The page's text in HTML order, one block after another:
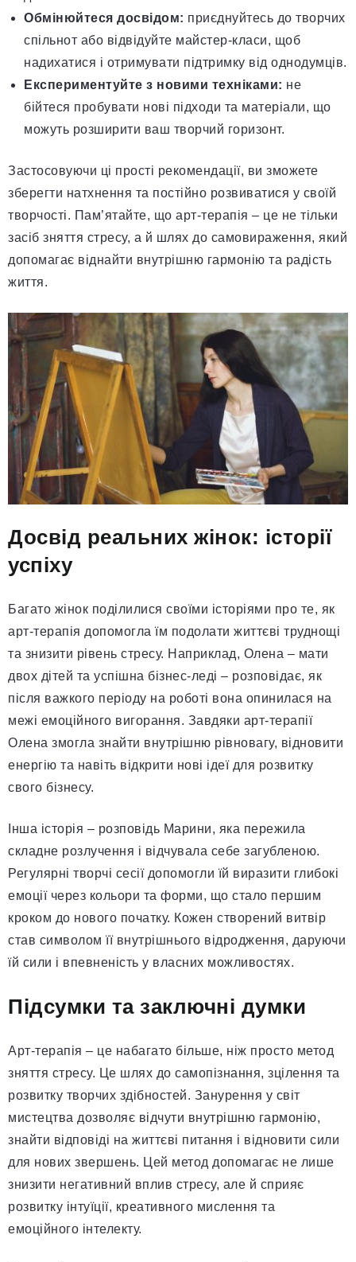
Обмінюйтеся досвідом: приєднуйтесь до творчих
спільнот або відвідуйте майстер-класи, щоб
надихатися і отримувати підтримку від однодумців.
Експериментуйте з новими техніками: не
бійтеся пробувати нові підходи та матеріали, що
можуть розширити ваш творчий горизонт.
Застосовуючи ці прості рекомендації, ви зможете
зберегти натхнення та постійно розвиватися у своїй
творчості. Пам’ятайте, що арт-терапія – це не тільки
засіб зняття стресу, а й шлях до самовираження, який
допомагає віднайти внутрішню гармонію та радість
життя.
Досвід реальних жінок: історії
успіху
Багато жінок поділилися своїми історіями про те, як
арт-терапія допомогла їм подолати життєві труднощі
та знизити рівень стресу. Наприклад, Олена – мати
двох дітей та успішна бізнес-леді – розповідає, як
після важкого періоду на роботі вона опинилася на
межі емоційного вигорання. Завдяки арт-терапії
Олена змогла знайти внутрішню рівновагу, відновити
енергію та навіть відкрити нові ідеї для розвитку
свого бізнесу.
Інша історія – розповідь Марини, яка пережила
складне розлучення і відчувала себе загубленою.
Регулярні творчі сесії допомогли їй виразити глибокі
емоції через кольори та форми, що стало першим
кроком до нового початку. Кожен створений витвір
став символом її внутрішнього відродження, даруючи
їй сили і впевненість у власних можливостях.
Підсумки та заключні думки
Арт-терапія – це набагато більше, ніж просто метод
зняття стресу. Це шлях до самопізнання, зцілення та
розвитку творчих здібностей. Занурення у світ
мистецтва дозволяє відчути внутрішню гармонію,
знайти відповіді на життєві питання і відновити сили
для нових звершень. Цей метод допомагає не лише
знизити негативний вплив стресу, але й сприяє
розвитку інтуїції, креативного мислення та
емоційного інтелекту.